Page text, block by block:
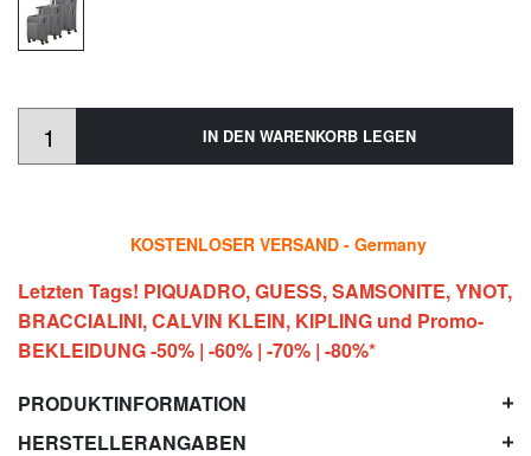
IN DEN WARENKORB LEGEN
KOSTENLOSER VERSAND - Germany
Letzten Tags! PIQUADRO, GUESS, SAMSONITE, YNOT,
BRACCIALINI, CALVIN KLEIN, KIPLING und Promo-
BEKLEIDUNG -50% | -60% | -70% | -80%*
PRODUKTINFORMATION
HERSTELLERANGABEN